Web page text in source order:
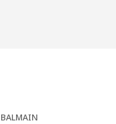
BALMAIN